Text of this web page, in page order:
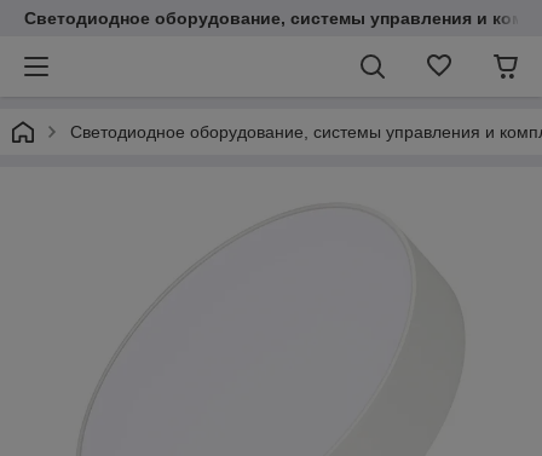
Светодиодное оборудование, системы управления и
Светодиодное оборудование, системы управления и